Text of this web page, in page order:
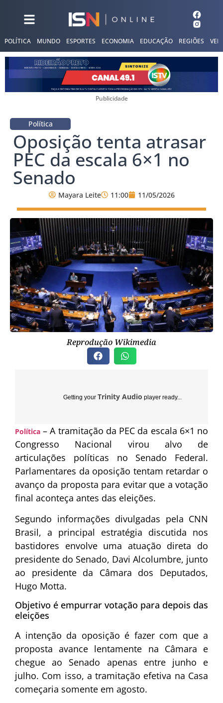
POLÍTICA MUNDO ESPORTES ECONOMIA EDUCAÇÃO REGIÕES
Publicidade
Política
Oposição tenta atrasar
PEC da escala 6×1 no
Senado
Mayara Leite 11:00 11/05/2026
Reprodução Wikimedia
Getting your Trinity Audio player ready...
Política – A tramitação da PEC da escala 6×1 no
Congresso Nacional virou alvo de
articulações políticas no Senado Federal.
Parlamentares da oposição tentam retardar o
avanço da proposta para evitar que a votação
final aconteça antes das eleições.
Segundo informações divulgadas pela CNN
Brasil, a principal estratégia discutida nos
bastidores envolve uma atuação direta do
presidente do Senado, Davi Alcolumbre, junto
ao presidente da Câmara dos Deputados,
Hugo Motta.
Objetivo é empurrar votação para depois das
eleições
A intenção da oposição é fazer com que a
proposta avance lentamente na Câmara e
chegue ao Senado apenas entre junho e
julho. Com isso, a tramitação efetiva na Casa
começaria somente em agosto.